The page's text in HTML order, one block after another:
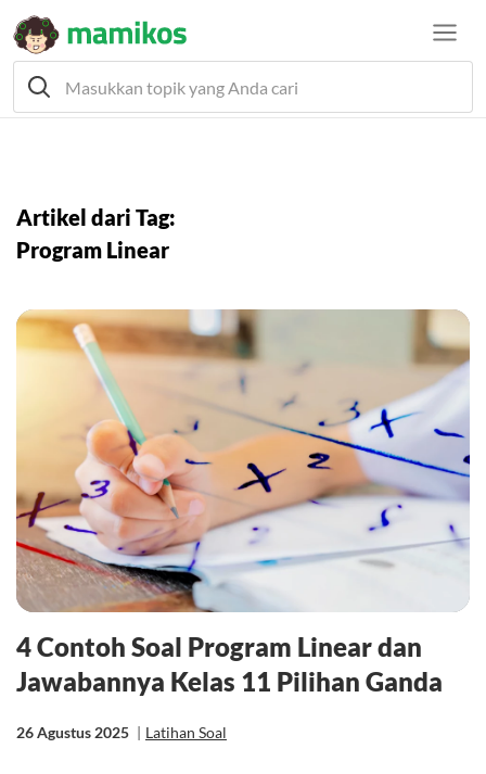
Artikel dari Tag:
Program Linear
4 Contoh Soal Program Linear dan
Jawabannya Kelas 11 Pilihan Ganda
26 Agustus 2025 | Latihan Soal